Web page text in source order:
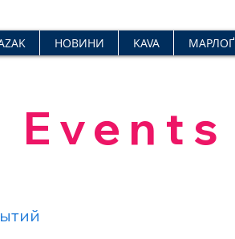
НОВИНИ KAVA МАРЛОҐ
Events